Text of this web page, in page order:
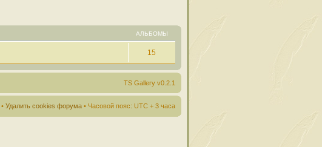
АЛЬБОМЫ
15
TS Gallery v0.2.1
• Удалить cookies форума • Часовой пояс: UTC + 3 часа